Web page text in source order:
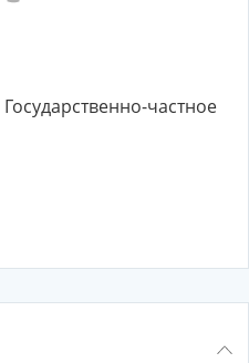
Государственно-частное